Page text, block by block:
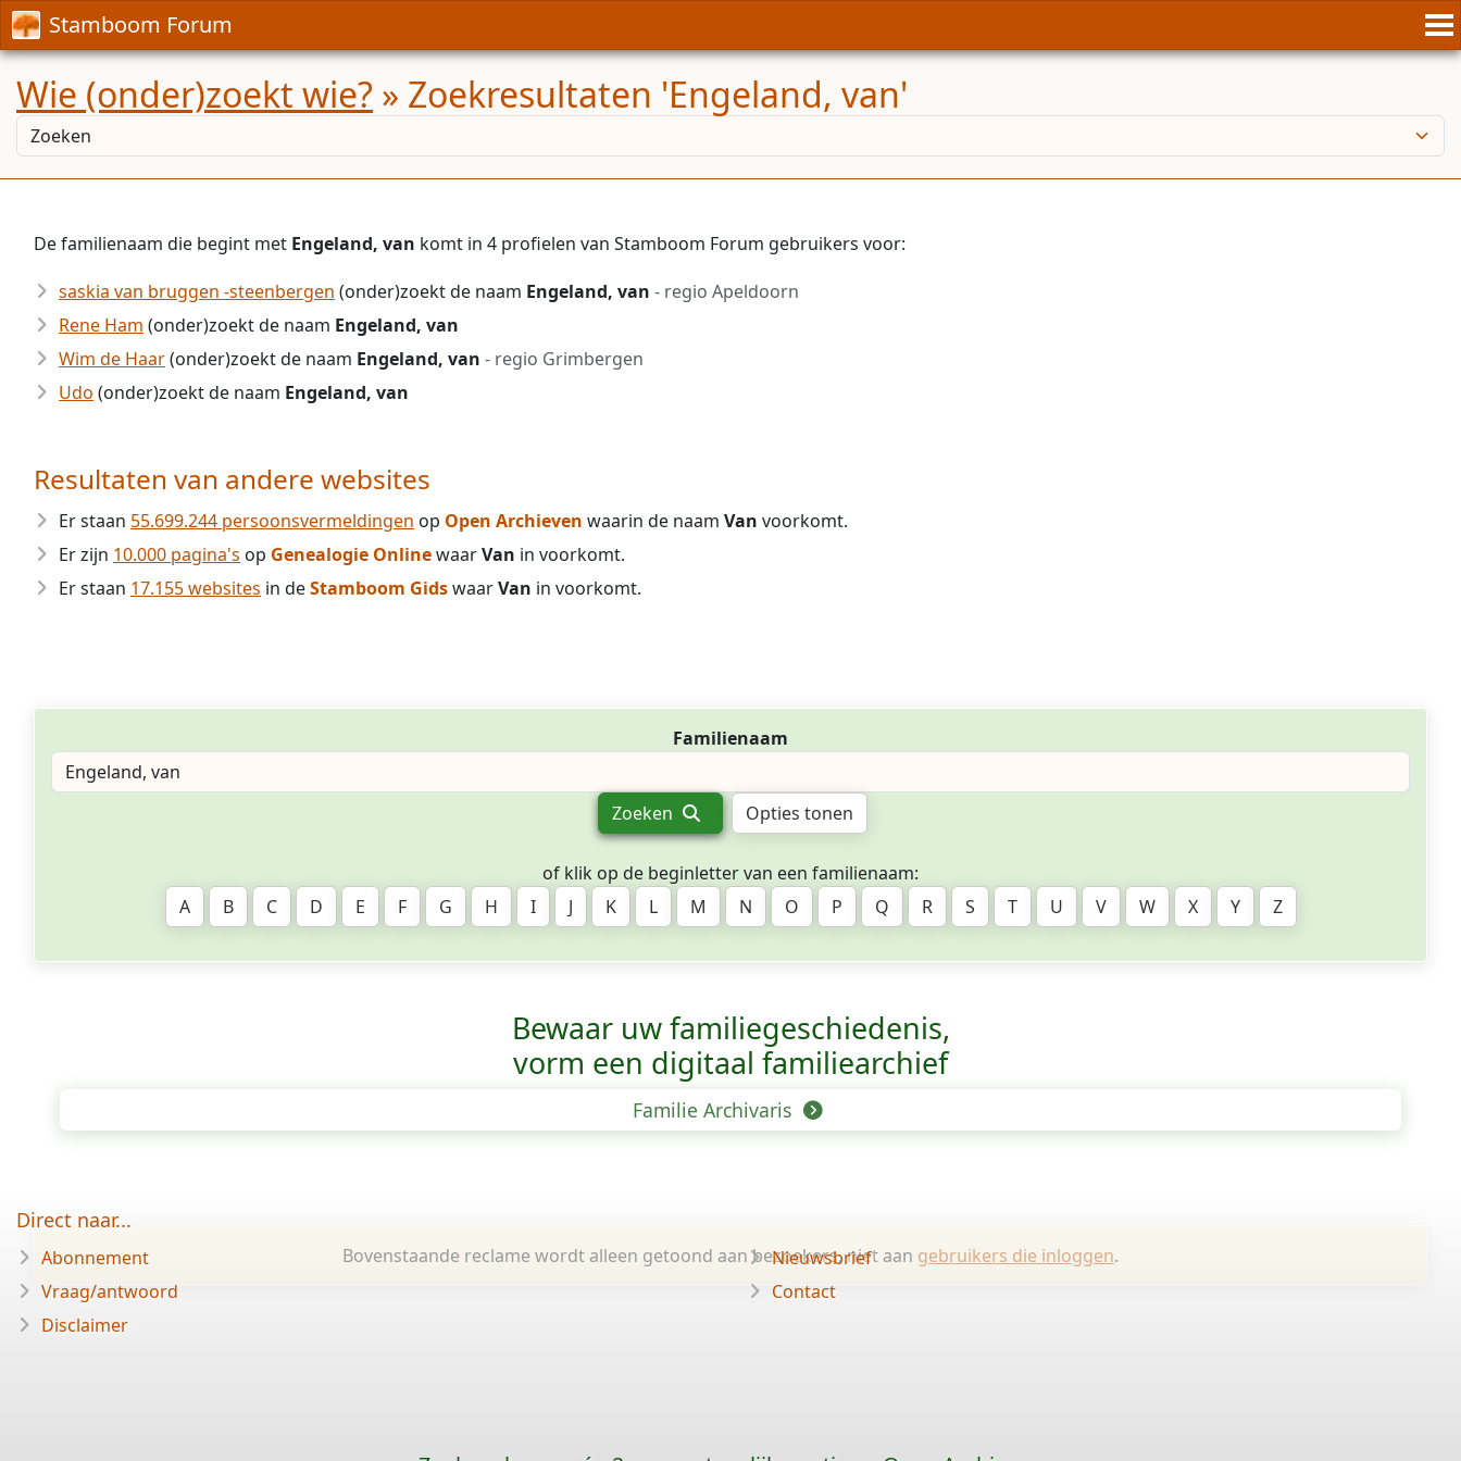
Stamboom Forum
Wie (onder)zoekt wie? » Zoekresultaten 'Engeland, van'
De familienaam die begint met Engeland, van komt in 4 profielen van Stamboom Forum gebruikers voor:
saskia van bruggen -steenbergen (onder)zoekt de naam Engeland, van - regio Apeldoorn
Rene Ham (onder)zoekt de naam Engeland, van
Wim de Haar(onder)zoekt de naam Engeland, van - regio Grimbergen
Udo (onder)zoekt de naam Engeland, van
Resultaten van andere websites
Er staan 55.699.244 persoonsvermeldingen op Open Archieven waarin de naam Van voorkomt.
Er zijn 10.000 pagina's op Genealogie OnlinewaarVan in voorkomt.
Er staan 17.155 websites in deStamboom GidswaarVan in voorkomt.
Familienaam
Zoeken Opties tonen
of klik op de beginletter van een familienaam:
A
B C D E F G H I J K L M N O P Q R S T U V W X Y Z
Bewaar uw familie­geschiedenis,
vorm een digitaal familiearchief
Familie Archivaris
Bovenstaande reclame wordt alleen getoond aan bezoekers, niet aan gebruikers die inloggen.
Direct naar...
Abonnement
Vraag/antwoord
Disclaimer
Nieuwsbrief
Contact